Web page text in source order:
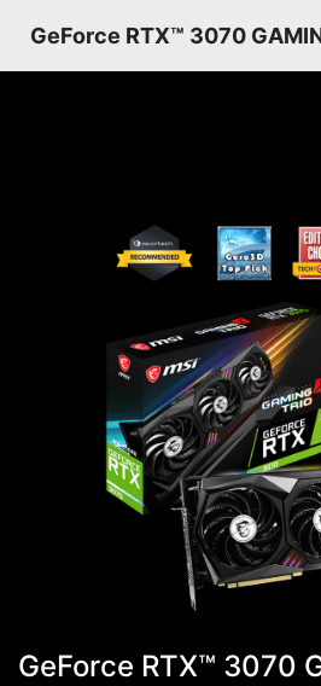
GeForce RTX™ 3070
GeForce RTX™ 3070